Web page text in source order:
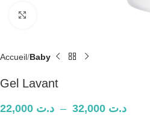
Accueil Baby
Gel Lavant
د.ت – د.ت